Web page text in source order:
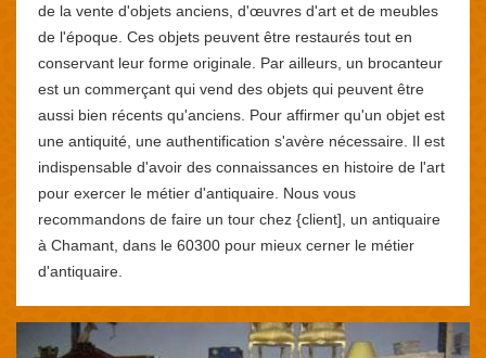
de la vente d'objets anciens, d'œuvres d'art et de meubles
de l'époque. Ces objets peuvent être restaurés tout en
conservant leur forme originale. Par ailleurs, un brocanteur
est un commerçant qui vend des objets qui peuvent être
aussi bien récents qu'anciens. Pour affirmer qu'un objet est
une antiquité, une authentification s'avère nécessaire. Il est
indispensable d'avoir des connaissances en histoire de l'art
pour exercer le métier d'antiquaire. Nous vous
recommandons de faire un tour chez {client], un antiquaire
à Chamant, dans le 60300 pour mieux cerner le métier
d'antiquaire.